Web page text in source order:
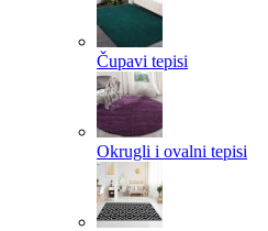
Čupavi tepisi
Okrugli i ovalni tepisi